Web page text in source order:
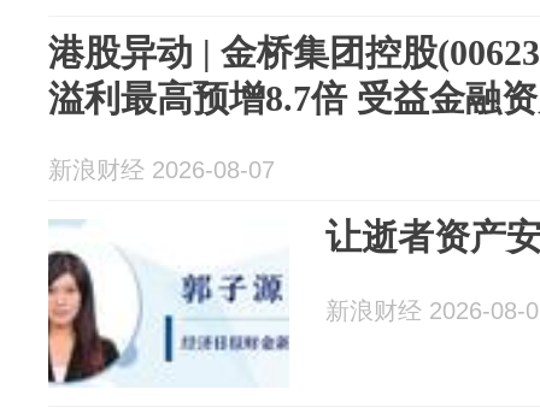
港股异动 | 金桥集团控股
溢利最高预增8.7倍 受益金融
新浪财经 2026-08-07
让逝者资产
新浪财经 2026-08-